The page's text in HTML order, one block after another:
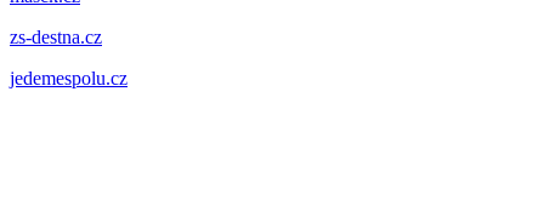
zs-destna.cz
jedemespolu.cz